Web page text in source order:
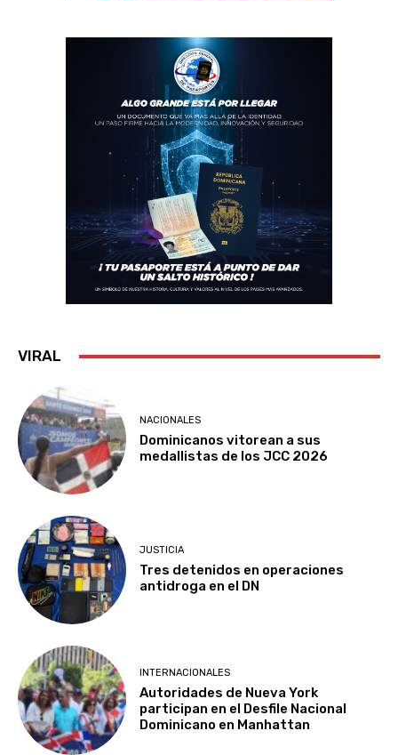
VIRAL
NACIONALES
Dominicanos vitorean a sus
medallistas de los JCC 2026
JUSTICIA
Tres detenidos en operaciones
antidroga en el DN
INTERNACIONALES
Autoridades de Nueva York
participan en el Desfile Nacional
Dominicano en Manhattan